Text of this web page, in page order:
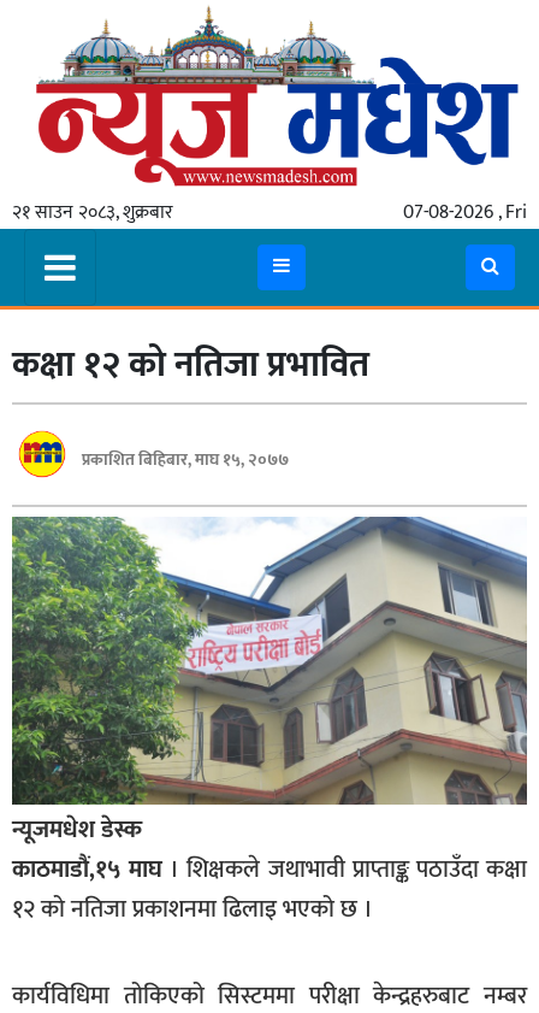
२१ साउन २०८३, शुक्रबार 07-08-2026 , Fri
गृहपृष्ठ
स्थानीय
प्रदेश
मधेश
प्रदेश
लुम्बिनी
गण्डकी
बागमती
कर्णाली
सुदूरपश्चिम
मधेश
विशेष
राजनीति
प्रमुख
समाचार
राष्ट्रिय
अन्तरबार्ता
कक्षा १२ को नतिजा प्रभावित
प्रकाशित बिहिबार, माघ १५, २०७७
न्यूजमधेश डेस्क
काठमाडौं,१५ माघ । शिक्षकले जथाभावी प्राप्ताङ्क पठाउँदा कक्षा
१२ को नतिजा प्रकाशनमा ढिलाइ भएको छ ।
कार्यविधिमा तोकिएको सिस्टममा परीक्षा केन्द्रहरुबाट नम्बर